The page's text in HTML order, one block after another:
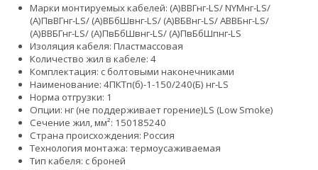
Марки монтируемых кабелей: (А)ВВГнг-LS/ NYMнг-LS/
(А)ПвВГнг-LS/ (А)ВБбШвнг-LS/ (А)ВБВнг-LS/ АВВБнг-LS/
(А)ВВБГнг-LS/ (А)ПвБбШвнг-LS/ (А)ПвБбШпнг-LS
Изоляция кабеля: Пластмассовая
Количество жил в кабеле: 4
Комплектация: с болтовыми наконечниками
Наименование: 4ПКТп(б)-1-150/240(Б) нг-LS
Норма отгрузки: 1
Опции: нг (не поддерживает горение)LS (Low Smoke)
Сечение жил, мм²: 150185240
Страна происхождения: Россия
Технология монтажа: термоусаживаемая
Тип кабеля: с броней